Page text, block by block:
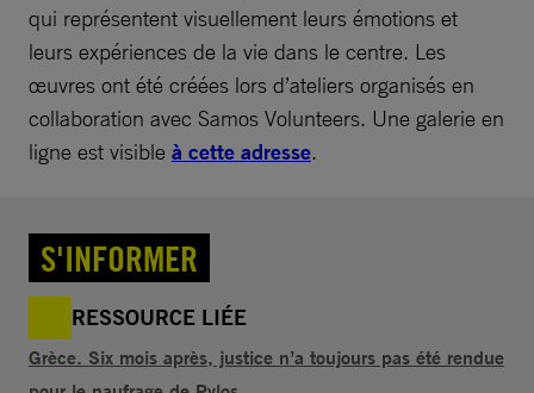
qui représentent visuellement leurs émotions et
leurs expériences de la vie dans le centre. Les
œuvres ont été créées lors d’ateliers organisés en
collaboration avec Samos Volunteers. Une galerie en
ligne est visible à cette adresse.
S'INFORMER
RESSOURCE LIÉE
Grèce. Six mois après, justice n’a toujours pas été rendue